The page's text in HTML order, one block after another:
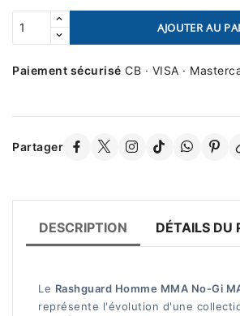
AJOUTER AU
Paiement sécurisé CB · VISA ·
Partager
DESCRIPTION DÉTAILS DU
Le Rashguard Homme MMA No-Gi
représente l'évolution d'une